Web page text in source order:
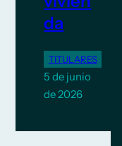
da
TITULARES
5 de junio
de 2026